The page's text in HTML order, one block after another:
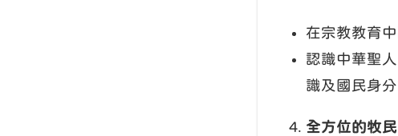
在宗教教育
認識中華聖
識及國民身分
全方位的牧